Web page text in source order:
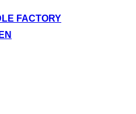
FACTORY